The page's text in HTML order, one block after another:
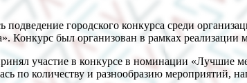
подведение городского конкурса среди
Конкурс был организован в рамках
участие в конкурсе в номинации
по количеству и разнообразию мероприятий,